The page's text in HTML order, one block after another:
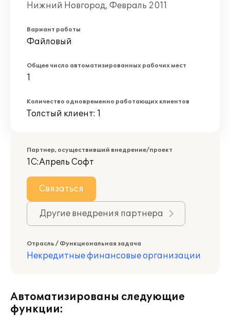
Нижний Новгород, Февраль 2011
Вариант работы
Файловый
Общее число автоматизированных рабочих мест
1
Количество одновременно работающих клиентов
Толстый клиент: 1
Партнер, осуществивший внедрение/проект
1С:Апрель Софт
Связаться
Другие внедрения партнера
Отрасль / Функциональная задача
Некредитные финансовые организации
Автоматизированы следующие
функции: